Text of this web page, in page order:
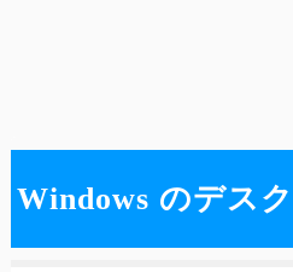
Windows のデス